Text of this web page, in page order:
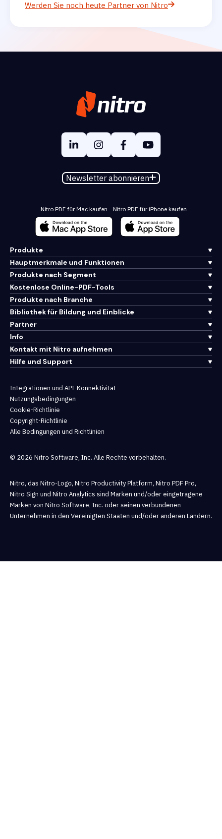
Werden Sie noch heute Partner von Nitro
Newsletter abonnieren
Nitro PDF für Mac kaufen Nitro PDF für iPhone kaufen
Produkte
Hauptmerkmale und Funktionen
Produkte nach Segment
Kostenlose Online-PDF-Tools
Produkte nach Branche
Bibliothek für Bildung und Einblicke
Partner
Info
Kontakt mit Nitro aufnehmen
Hilfe und Support
Integrationen und API-Konnektivität
Nutzungsbedingungen
Cookie-Richtlinie
Copyright-Richtlinie
Alle Bedingungen und Richtlinien
© 2026 Nitro Software, Inc. Alle Rechte vorbehalten.
Nitro, das Nitro-Logo, Nitro Productivity Platform, Nitro PDF Pro,
Nitro Sign und Nitro Analytics sind Marken und/oder eingetragene
Marken von Nitro Software, Inc. oder seinen verbundenen
Unternehmen in den Vereinigten Staaten und/oder anderen Ländern.